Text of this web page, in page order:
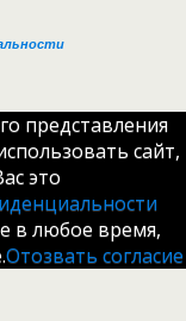
представления
сайт,
это
в любое время,
Отозвать согласие